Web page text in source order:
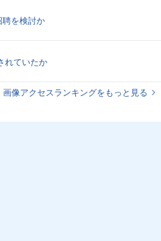
を検討か
れていたか
画像アクセスランキングをもっと見る